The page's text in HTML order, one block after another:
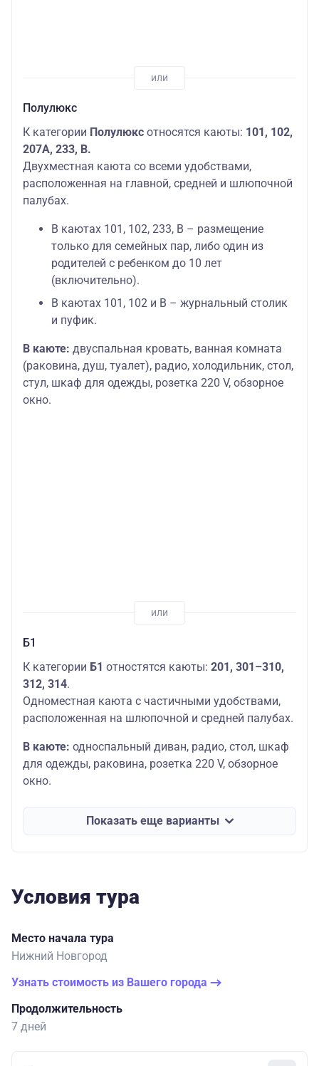
Полулюкс
К категории Полулюкс относятся каюты: 101, 102,
207А, 233, В.
Двухместная каюта со всеми удобствами,
расположенная на главной, средней и шлюпочной
палубах.
В каютах 101, 102, 233, В – размещение
только для семейных пар, либо один из
родителей с ребенком до 10 лет
(включительно).
В каютах 101, 102 и В – журнальный столик
и пуфик.
В каюте: двуспальная кровать, ванная комната
(раковина, душ, туалет), радио, холодильник, стол,
стул, шкаф для одежды, розетка 220 V, обзорное
окно.
Б1
К категории Б1 отностятся каюты: 201, 301–310,
312, 314.
Одноместная каюта с частичными удобствами,
расположенная на шлюпочной и средней палубах.
В каюте: односпальный диван, радио, стол, шкаф
для одежды, раковина, розетка 220 V, обзорное
окно.
Показать еще варианты
Условия тура
Место начала тура
Нижний Новгород
Узнать стоимость из Вашего города
Продолжительность
7 дней